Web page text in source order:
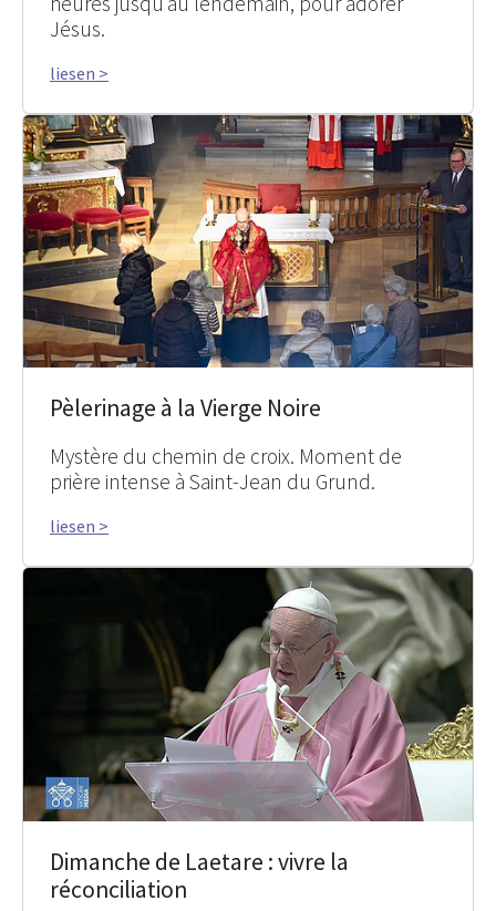
Jésus.
liesen >
Pèlerinage à la Vierge Noire
Mystère du chemin de croix. Moment de
prière intense à Saint-Jean du Grund.
liesen >
Dimanche de Laetare : vivre la
réconciliation